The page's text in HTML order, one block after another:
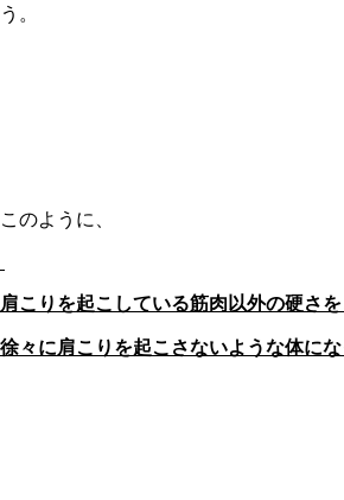
う。
このように、
肩こりを起こしている筋肉以外の硬さを
徐々に肩こりを起こさないような体にな